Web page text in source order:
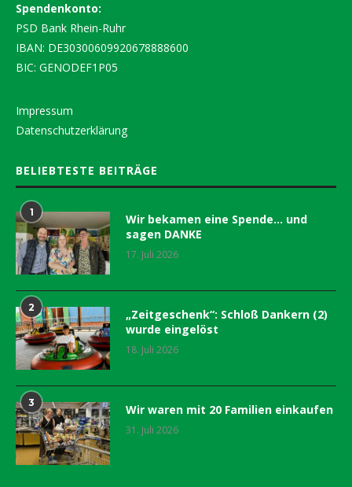
Spendenkonto:
PSD Bank Rhein-Ruhr
IBAN: DE30300609920678888600
BIC: GENODEF1P05
Impressum
Datenschutzerklärung
BELIEBTESTE BEITRÄGE
1
Wir bekamen eine Spende… und
sagen DANKE
17. Juli 2026
2
„Zeitgeschenk“: Schloß Dankern (2)
wurde eingelöst
18. Juli 2026
3 Wir waren mit 20 Familien einkaufen
31. Juli 2026